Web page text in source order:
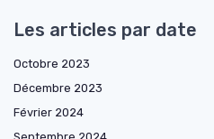
Les articles par date
Octobre 2023
Décembre 2023
Février 2024